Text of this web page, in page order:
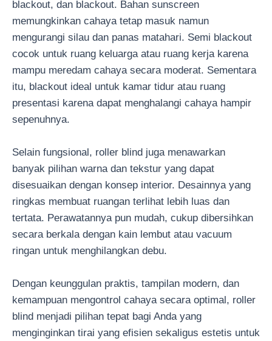
blackout, dan blackout. Bahan sunscreen
memungkinkan cahaya tetap masuk namun
mengurangi silau dan panas matahari. Semi blackout
cocok untuk ruang keluarga atau ruang kerja karena
mampu meredam cahaya secara moderat. Sementara
itu, blackout ideal untuk kamar tidur atau ruang
presentasi karena dapat menghalangi cahaya hampir
sepenuhnya.
Selain fungsional, roller blind juga menawarkan
banyak pilihan warna dan tekstur yang dapat
disesuaikan dengan konsep interior. Desainnya yang
ringkas membuat ruangan terlihat lebih luas dan
tertata. Perawatannya pun mudah, cukup dibersihkan
secara berkala dengan kain lembut atau vacuum
ringan untuk menghilangkan debu.
Dengan keunggulan praktis, tampilan modern, dan
kemampuan mengontrol cahaya secara optimal, roller
blind menjadi pilihan tepat bagi Anda yang
menginginkan tirai yang efisien sekaligus estetis untuk